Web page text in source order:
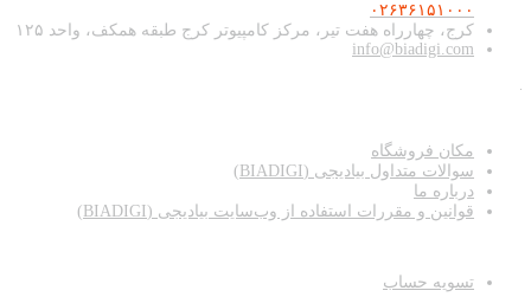
۰۲۶۳۶۱۵۱۰۰۰
کرج، چهارراه هفت تیر، مرکز کامپیوتر کرج طبقه همکف، واحد ۱۲۵
info@biadigi.com
مکان فروشگاه
سوالات متداول بیادیجی (BIADIGI)
درباره ما
قوانین و مقررات استفاده از وب‌سایت بیادیجی (BIADIGI)
تسویه حساب